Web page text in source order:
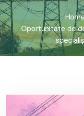
Oportunitate de